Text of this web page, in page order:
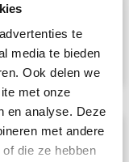
te
media te bieden
Ook delen we
met onze
en analyse. Deze
met andere
die ze hebben
de overige